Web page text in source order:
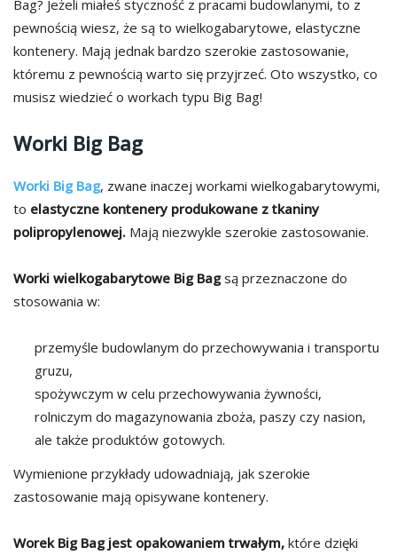
Bag? Jeżeli miałeś styczność z pracami budowlanymi, to z
pewnością wiesz, że są to wielkogabarytowe, elastyczne
kontenery. Mają jednak bardzo szerokie zastosowanie,
któremu z pewnością warto się przyjrzeć. Oto wszystko, co
musisz wiedzieć o workach typu Big Bag!
Worki Big Bag
Worki Big Bag, zwane inaczej workami wielkogabarytowymi,
to elastyczne kontenery produkowane z tkaniny
polipropylenowej. Mają niezwykle szerokie zastosowanie.
Worki wielkogabarytowe Big Bagsą przeznaczone do
stosowania w:
przemyśle budowlanym do przechowywania i transportu
gruzu,
spożywczym w celu przechowywania żywności,
rolniczym do magazynowania zboża, paszy czy nasion,
ale także produktów gotowych.
Wymienione przykłady udowadniają, jak szerokie
zastosowanie mają opisywane kontenery.
Worek Big Bag jest opakowaniem trwałym, które dzięki